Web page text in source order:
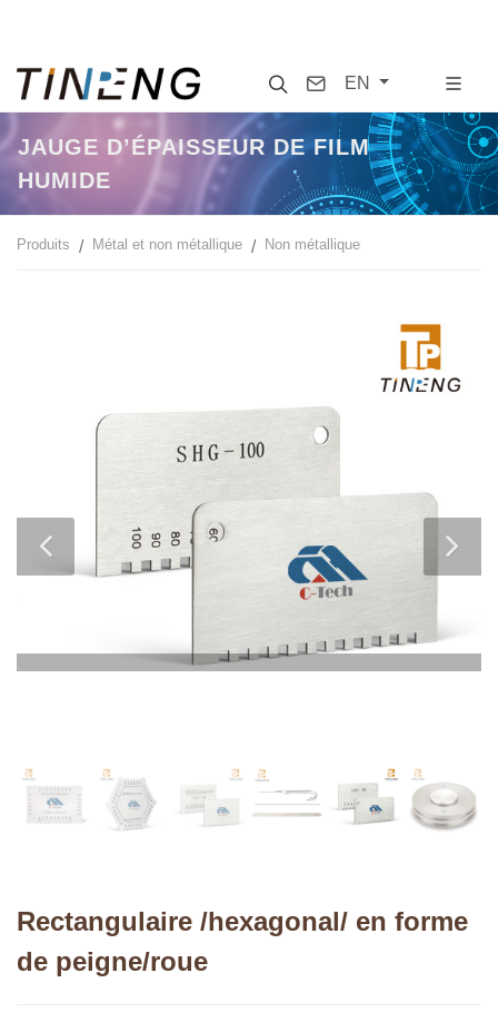
SearchContact
EN
JAUGE D’ÉPAISSEUR DE FILM
HUMIDE
Produits Métal et non métallique Non métallique
Rectangulaire /hexagonal/ en forme
de peigne/roue